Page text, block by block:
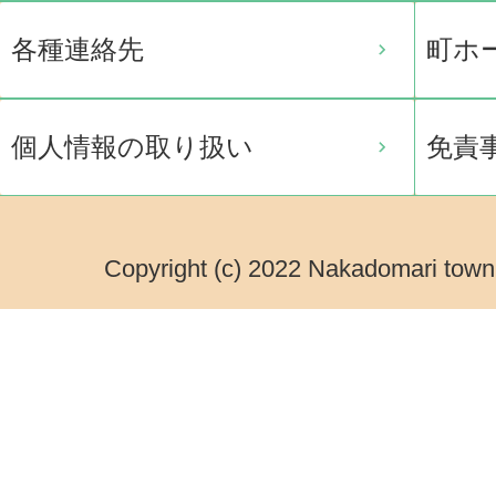
各種連絡先 町ホ
個人情報の取り扱い 免責
Copyright (c) 2022 Nakadomari